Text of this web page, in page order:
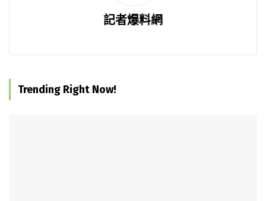
記者爆料網
Trending Right Now!